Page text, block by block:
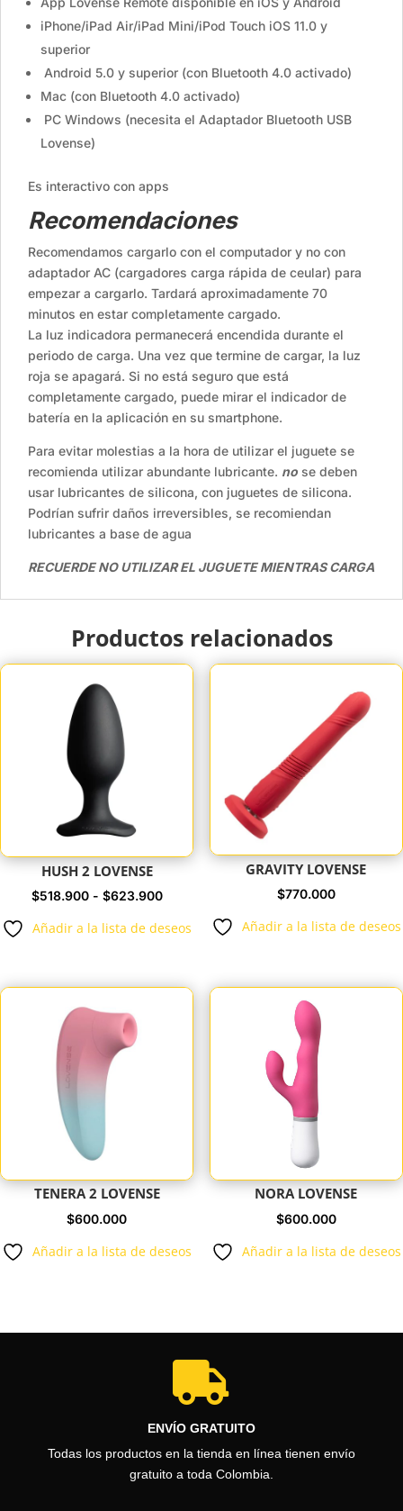
iPhone/iPad Air/iPad Mini/iPod Touch iOS 11.0 y
superior
Android 5.0 y superior (con Bluetooth 4.0 activado)
Mac (con Bluetooth 4.0 activado)
PC Windows (necesita el Adaptador Bluetooth USB
Lovense)
Es interactivo con apps
Recomendaciones
Recomendamos cargarlo con el computador y no con
adaptador AC (cargadores carga rápida de ceular) para
empezar a cargarlo. Tardará aproximadamente 70
minutos en estar completamente cargado.
La luz indicadora permanecerá encendida durante el
periodo de carga. Una vez que termine de cargar, la luz
roja se apagará. Si no está seguro que está
completamente cargado, puede mirar el indicador de
batería en la aplicación en su smartphone.
Para evitar molestias a la hora de utilizar el juguete se
recomienda utilizar abundante lubricante. no se deben
usar lubricantes de silicona, con juguetes de silicona.
Podrían sufrir daños irreversibles, se recomiendan
lubricantes a base de agua
RECUERDE NO UTILIZAR EL JUGUETE MIENTRAS CARGA
Productos relacionados
HUSH 2 LOVENSE
$518.900 - $623.900Rango
$518.900
Añadir a la lista de deseos
GRAVITY LOVENSE
$770.000
Añadir a la lista de deseos
TENERA 2 LOVENSE
$600.000
Añadir a la lista de deseos
NORA LOVENSE
$600.000
Añadir a la lista de deseos

ENVÍO GRATUITO
Todas los productos en la tienda en línea tienen envío
gratuito a toda Colombia.